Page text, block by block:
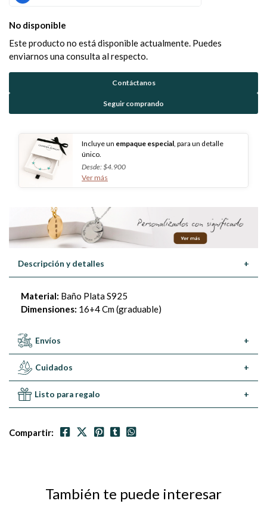
No disponible
Este producto no está disponible actualmente. Puedes
enviarnos una consulta al respecto.
Contáctanos
Seguir comprando
Incluye un empaque especial , para un detalle
único.
Desde: $4.900
Ver más
Descripción y detalles +
Material: Baño Plata S925
Dimensiones: 16+4 Cm (graduable)
Envíos +
Cuidados +
Listo para regalo +
Compartir:
También te puede interesar